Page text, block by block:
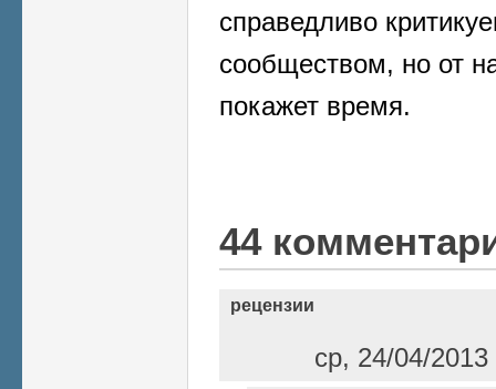
справедливо
сообществом, но от
покажет время.
44
рецензии
ср, 24/04/